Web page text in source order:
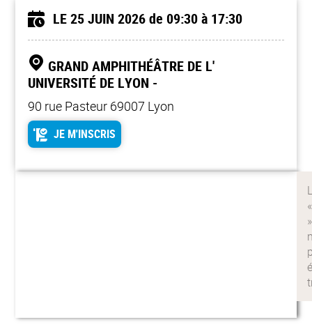
LE 25 JUIN 2026de 09:30 à 17:30
GRAND AMPHITHÉÂTRE DE L'
UNIVERSITÉ DE LYON -
90 rue Pasteur 69007 Lyon
JE M'INSCRIS